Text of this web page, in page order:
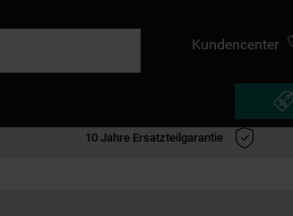
Kundencenter
10 Jahre Ersatzteilgarantie